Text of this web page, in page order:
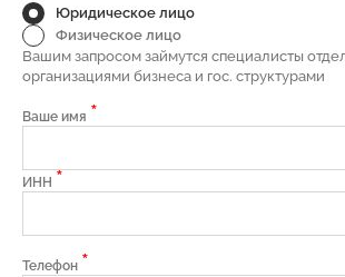
Юридическое лицо
Физическое лицо
Вашим запросом займутся специалисты
организациями бизнеса и гос. структурами
Ваше имя *
ИНН *
Телефон *